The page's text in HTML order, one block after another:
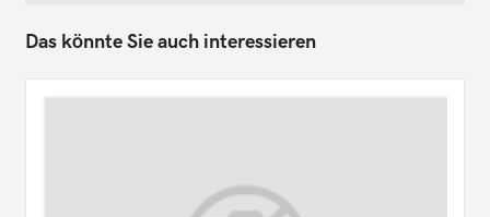
Das könnte Sie auch interessieren